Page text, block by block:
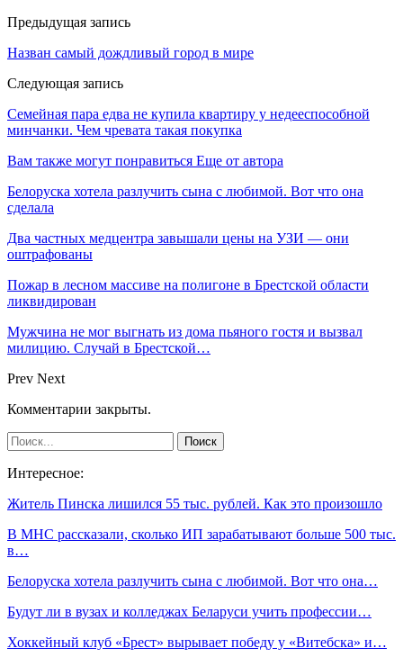
Предыдущая запись
Назван самый дождливый город в мире
Следующая запись
Семейная пара едва не купила квартиру у недееспособной
минчанки. Чем чревата такая покупка
Вам также могут понравиться Еще от автора
Белоруска хотела разлучить сына с любимой. Вот что она
сделала
Два частных медцентра завышали цены на УЗИ — они
оштрафованы
Пожар в лесном массиве на полигоне в Брестской области
ликвидирован
Мужчина не мог выгнать из дома пьяного гостя и вызвал
милицию. Случай в Брестской…
Prev Next
Комментарии закрыты.
Интересное:
Житель Пинска лишился 55 тыс. рублей. Как это произошло
В МНС рассказали, сколько ИП зарабатывают больше 500 тыс.
в…
Белоруска хотела разлучить сына с любимой. Вот что она…
Будут ли в вузах и колледжах Беларуси учить профессии…
Хоккейный клуб «Брест» вырывает победу у «Витебска» и…